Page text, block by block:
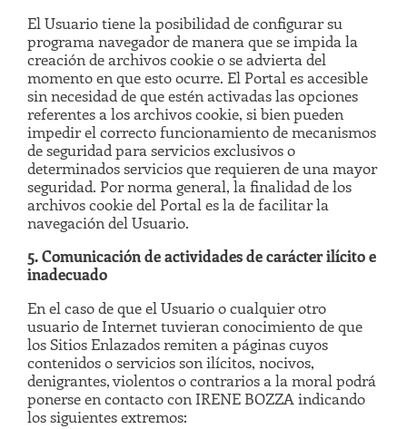
El Usuario tiene la posibilidad de configurar su
programa navegador de manera que se impida la
creación de archivos cookie o se advierta del
momento en que esto ocurre. El Portal es accesible
sin necesidad de que estén activadas las opciones
referentes a los archivos cookie, si bien pueden
impedir el correcto funcionamiento de mecanismos
de seguridad para servicios exclusivos o
determinados servicios que requieren de una mayor
seguridad. Por norma general, la finalidad de los
archivos cookie del Portal es la de facilitar la
navegación del Usuario.
5. Comunicación de actividades de carácter ilícito e
inadecuado
En el caso de que el Usuario o cualquier otro
usuario de Internet tuvieran conocimiento de que
los Sitios Enlazados remiten a páginas cuyos
contenidos o servicios son ilícitos, nocivos,
denigrantes, violentos o contrarios a la moral podrá
ponerse en contacto con IRENE BOZZA indicando
los siguientes extremos: